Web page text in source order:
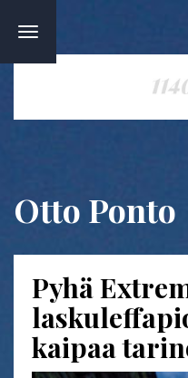
TOGGLE
Otto Ponto
Pyhä
kaipaa